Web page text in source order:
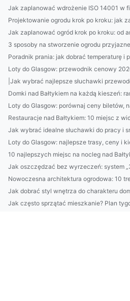
Jak zaplanować wdrożenie ISO 14001 w
Projektowanie ogrodu krok po kroku: jak
Jak zaplanować ogród krok po kroku: od
3 sposoby na stworzenie ogrodu
Poradnik prania: jak dobrać temperaturę i
Loty do Glasgow: przewodnik cenowy
|Jak wybrać najlepsze słuchawki
Domki nad Bałtykiem na każdą kieszeń:
Loty do Glasgow: porównaj ceny biletów,
Restauracje nad Bałtykiem: 10 miejsc z
Jak wybrać idealne słuchawki do pracy i
Loty do Glasgow: najlepsze trasy, ceny i
10 najlepszych miejsc na nocleg nad
Jak oszczędzać bez wyrzeczeń: system
Nowoczesna architektura ogrodowa: 10
Jak dobrać styl wnętrza do charakteru
Jak często sprzątać mieszkanie? Plan